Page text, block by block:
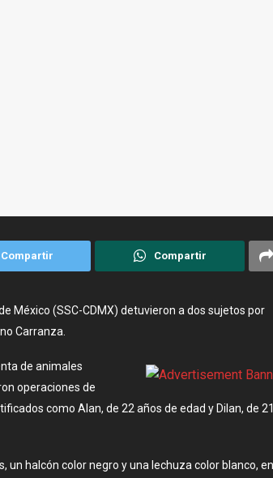
Compartir Compartir
México (SSC-CDMX) detuvieron a dos sujetos por
Carranza.
de animales
operaciones de
como Alan, de 22 años de edad y Dilan, de 21
un halcón color negro y una lechuza color blanco, en